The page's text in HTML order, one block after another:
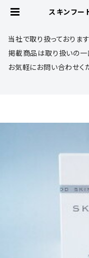
スキンフ
当社で取り扱っておりま
掲載商品は取り扱いの一
お気軽にお問い合わせく